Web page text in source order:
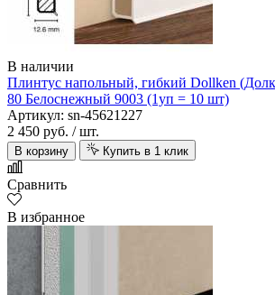
В наличии
Плинтус напольный, гибкий Dollken
80 Белоснежный 9003 (1уп = 10 шт)
Артикул: sn-45621227
2 450 руб. / шт.
В корзину Купить в 1 клик
Сравнить
В избранное